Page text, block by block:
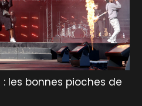
: les bonnes pioches de